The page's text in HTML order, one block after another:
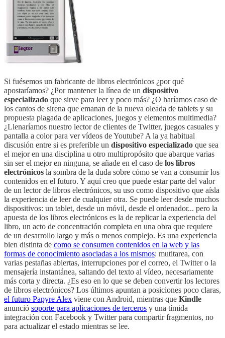
Si fuésemos un fabricante de libros electrónicos ¿por qué
apostaríamos? ¿Por mantener la línea de un dispositivo
especializado que sirve para leer y poco más? ¿O haríamos caso de
los cantos de sirena que emanan de la nueva oleada de tablets y su
propuesta plagada de aplicaciones, juegos y elementos multimedia?
¿Llenaríamos nuestro lector de clientes de Twitter, juegos casuales y
pantalla a color para ver vídeos de Youtube? A la ya habitual
discusión entre si es preferible un dispositivo especializado que sea
el mejor en una disciplina u otro multipropósito que abarque varias
sin ser el mejor en ninguna, se añade en el caso de los libros
electrónicos la sombra de la duda sobre cómo se van a consumir los
contenidos en el futuro. Y aquí creo que puede estar parte del valor
de un lector de libros electrónicos, su uso como dispositivo que aísla
la experiencia de leer de cualquier otra. Se puede leer desde muchos
dispositivos: un tablet, desde un móvil, desde el ordenador... pero la
apuesta de los libros electrónicos es la de replicar la experiencia del
libro, un acto de concentración completa en una obra que requiere
de un desarrollo largo y más o menos complejo. Es una experiencia
bien distinta de como se consumen contenidos en la web y las
formas de conocimiento asociadas a los mismos: mutitarea, con
varias pestañas abiertas, interrupciones por el correo, el Twitter o la
mensajería instantánea, saltando del texto al vídeo, necesariamente
más corta y directa. ¿Es eso en lo que se deben convertir los lectores
de libros electrónicos? Los últimos apuntan a posiciones poco claras,
el futuro Papyre Alex viene con Android, mientras que Kindle
anunció soporte para aplicaciones de terceros y una tímida
integración con Facebook y Twitter para compartir fragmentos, no
para actualizar el estado mientras se lee.